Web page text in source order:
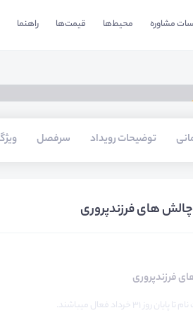
مشاوره محیط‌ها قیمت‌ها راهنما
توضیحات رویداد سرفصل
های فرزندپروری
فرزندپروری
۳۱ خرداد فعال میباشند.